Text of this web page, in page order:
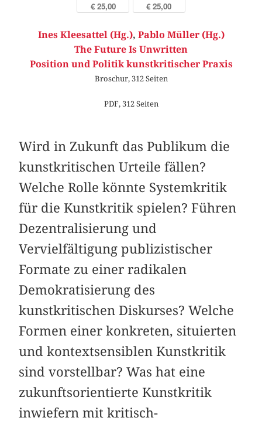
€ 25,00 € 25,00
Ines Kleesattel (Hg.), Pablo Müller (Hg.)
The Future Is Unwritten
Position und Politik kunstkritischer Praxis
Broschur, 312 Seiten
PDF, 312 Seiten
Wird in Zukunft das Publikum die
kunstkritischen Urteile fällen?
Welche Rolle könnte Systemkritik
für die Kunstkritik spielen? Führen
Dezentralisierung und
Vervielfältigung publizistischer
Formate zu einer radikalen
Demokratisierung des
kunstkritischen Diskurses? Welche
Formen einer konkreten, situierten
und kontextsensiblen Kunstkritik
sind vorstellbar? Was hat eine
zukunftsorientierte Kunstkritik
inwiefern mit kritisch-